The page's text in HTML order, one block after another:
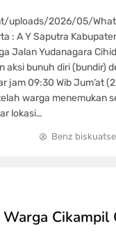
uploads/2026/05/
: A Y Saputra
Jalan Yudanagara
aksi bunuh diri (bundir)
jam 09:30 Wib Jum’at
warga menemukan
lokasi…
Benz
Warga Cikampil